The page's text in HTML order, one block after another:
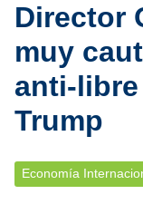
Director
muy
anti-
Trump
Economía